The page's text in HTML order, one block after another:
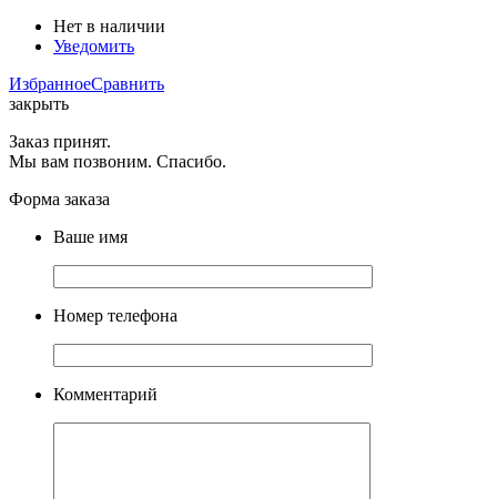
Нет в наличии
Уведомить
ИзбранноеСравнить
закрыть
Заказ принят.
Мы вам позвоним. Спасибо.
Форма заказа
Ваше имя
Номер телефона
Комментарий